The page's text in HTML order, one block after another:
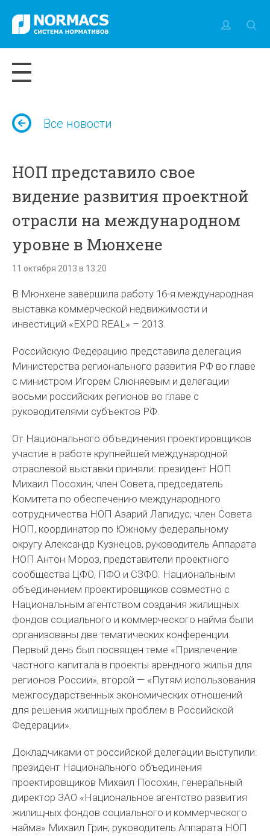
Все новости
НОП представило свое
видение развития проектной
отрасли на международном
уровне в Мюнхене
11 октября 2013 в 13:20
В Мюнхене завершила работу 16-я международная
выставка коммерческой недвижимости и
инвестиций «EXPO REAL» – 2013.
Российскую Федерацию представила делегация
Министерства регионального развития РФ во главе
с министром Игорем Слюняевым и делегации
восьми российских регионов во главе с
руководителями субъектов РФ.
От Национального объединения проектировщиков
участие в работе крупнейшей международной
отраслевой выставки приняли: президент НОП
Михаил Посохин; член Совета, председатель
Комитета по обеспечению международного
сотрудничества НОП Азарий Лапидус; член Совета
НОП, координатор по Южному федеральному
округу Александр Кузнецов, руководитель Аппарата
НОП Антон Мороз, представители проектного
сообщества ЦФО, ПФО и СЗФО. Национальным
объединением проектировщиков совместно с
Национальным агентством создания жилищных
фондов социального и коммерческого найма были
организованы две тематических конференции.
Первый день был посвящен теме «Привлечение
частного капитала в проекты арендного жилья для
регионов России», второй — «Путям использования
межгосударственных экономических отношений
для решения жилищных проблем в Российской
Федерации».
Докладчиками от российской делегации выступили:
президент Национального объединения
проектировщиков Михаил Посохин, генеральный
директор ЗАО «Национальное агентство развития
жилищных фондов социального и коммерческого
найма» Михаил Грин; руководитель Аппарата НОП